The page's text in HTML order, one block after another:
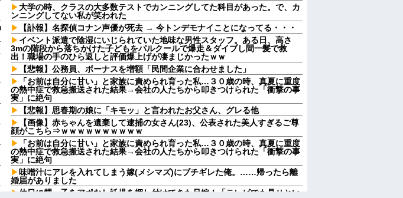
大学の時、クラスの大多数テストでカンニングしてた科目があった。で、カ
ンニングしてない私が笑われた
【訃報】名探偵コナン声優が死去 → 今トンデモナイことになってる・・・
イベント派遣で陰湿にいじられていた地味な男性スタッフ。ある日、高さ
3mの階段から落ちかけた子どもをパルクールで爆走＆ダイブし間一髪で救
出！職場の手のひら返しと評価爆上げが凄まじかったｗｗ
【悲報】公務員、ボーナスを増額「民間企業に合わせました」
「お前は自分に甘い」と家族に責められ育った私…３０歳の時、真夏に重度
の熱中症で救急搬送された結果→会社の人たちから叩きつけられた「衝撃の事
実」に絶句
【悲報】思春期の娘に「キモッ」と言われたお父さん、グレる他
【画像】赤ちゃんを遺棄して逮捕の女さん(23)、公表された美人すぎるご尊
顔がこちら⇒ｗｗｗｗｗｗｗｗｗｗ
「お前は自分に甘い」と家族に責められ育った私…３０歳の時、真夏に重度
の熱中症で救急搬送された結果→会社の人たちから叩きつけられた「衝撃の事
実」に絶句
味噌汁にアレを入れてしまう嫁(メシマズ)にブチギレた俺。……帰ったら離
婚届がありました
休日に甥っ子をアポなし託児を押し付けてきた兄嫁！「テレビでも見せとい